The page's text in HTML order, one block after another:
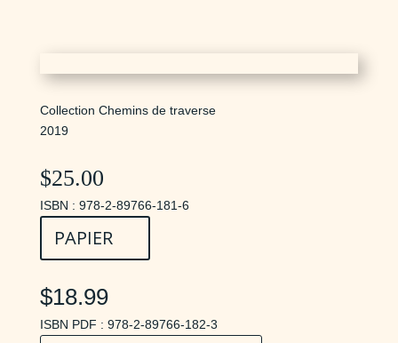
Collection Chemins de traverse
2019
$25.00
ISBN : 978-2-89766-181-6
PAPIER
$18.99
ISBN PDF : 978-2-89766-182-3